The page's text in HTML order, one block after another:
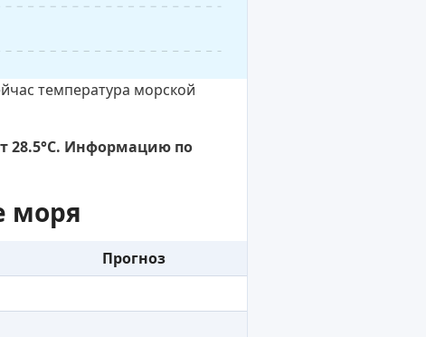
температура морской
28.5°C. Информацию по
моря
Прогноз